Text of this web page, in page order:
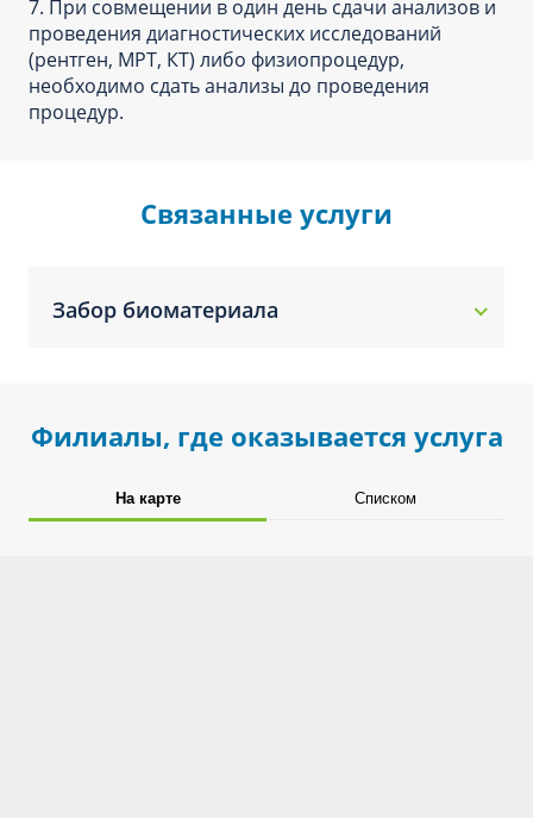
7. При совмещении в один день сдачи анализов и
проведения диагностических исследований
(рентген, МРТ, КТ) либо физиопроцедур,
необходимо сдать анализы до проведения
процедур.
Связанные услуги
Забор биоматериала
Филиалы, где оказывается услуга
На карте Списком